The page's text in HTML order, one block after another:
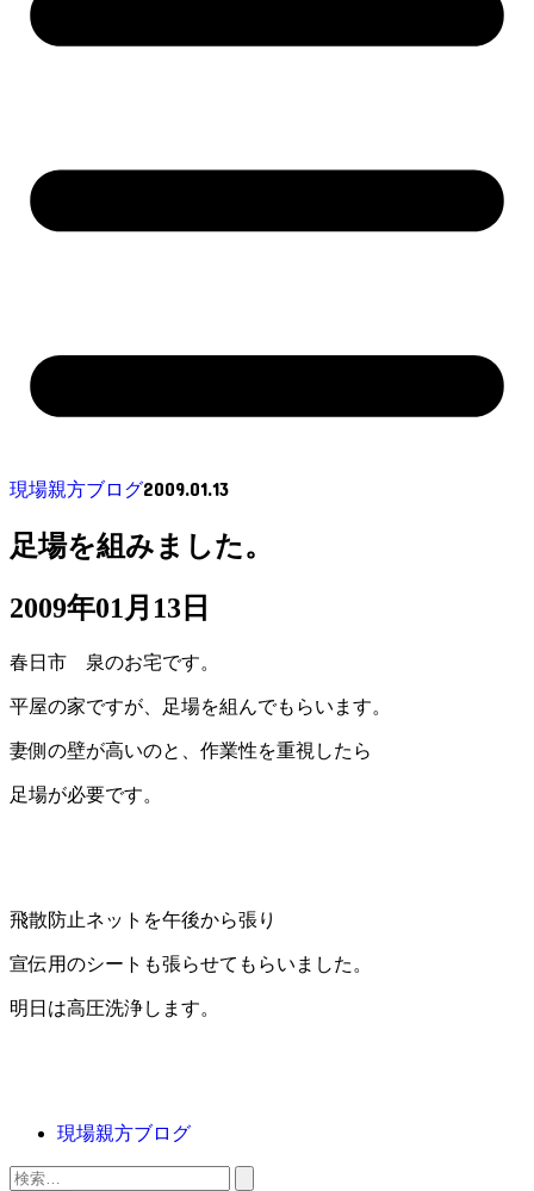
現場親方ブログ2009.01.13
足場を組みました。
2009年01月13日
春日市 泉のお宅です。
平屋の家ですが、足場を組んでもらいます。
妻側の壁が高いのと、作業性を重視したら
足場が必要です。
飛散防止ネットを午後から張り
宣伝用のシートも張らせてもらいました。
明日は高圧洗浄します。
現場親方ブログ
検